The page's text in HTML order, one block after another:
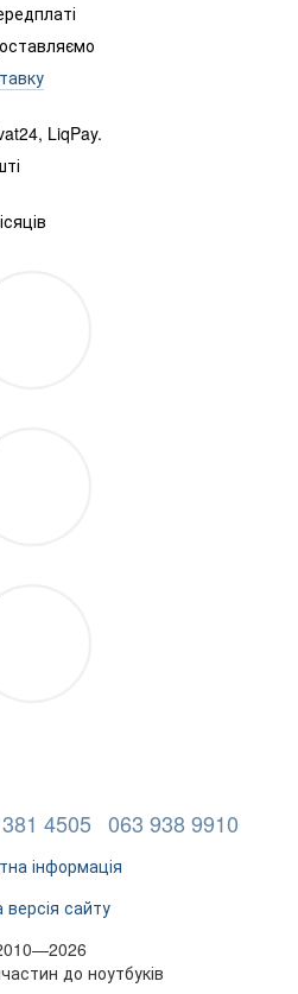
, LiqPay.
4505 063 938 9910
інформація
версія сайту
до ноутбуків